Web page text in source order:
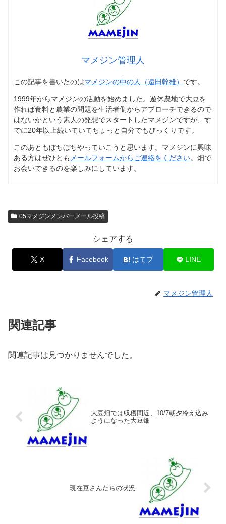
マメジン管理人
この記事を書いたのはマメジンの中の人（遠田幹雄） です。
1999年からマメジンの活動を始めました。遊休農地で大豆を
作れば食料と農業の問題を生活者側からアプローチできるので
はないかという素人の発想でスタートしたマメジンですが、す
でに20年以上続いていてちょっと自分でもびっくりです。
このあともぼちぼちやっていこうと思います。マメジンに興味
ある方はぜひとも メールフォームからご連絡をください。畑で
お会いできるのを楽しみにしています。
05マメジンメンバーメール投稿
シェアする
X Facebook はてブ LINE
マメジン管理人
関連記事
関連記事は見つかりませんでした。
大豆畑では収穫間近、10/7朝夕冷え込み
ようになった大豆畑
現在豆さんたちの状況